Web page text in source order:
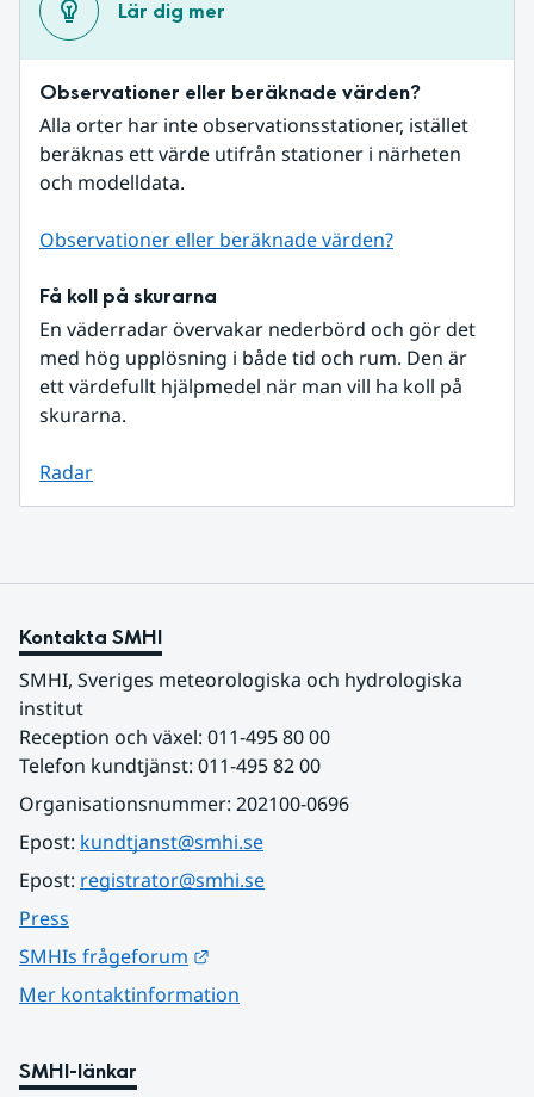
Lär dig mer
Observationer eller beräknade värden?
Alla orter har inte observationsstationer, istället
beräknas ett värde utifrån stationer i närheten
och modelldata.
Observationer eller beräknade värden?
Få koll på skurarna
En väderradar övervakar nederbörd och gör det
med hög upplösning i både tid och rum. Den är
ett värdefullt hjälpmedel när man vill ha koll på
skurarna.
Radar
Kontakta SMHI
SMHI, Sveriges meteorologiska och hydrologiska
institut
Reception och växel: 011-495 80 00
Telefon kundtjänst: 011-495 82 00
Organisationsnummer: 202100-0696
Epost: kundtjanst@smhi.se
Epost: registrator@smhi.se
Press
SMHIs frågeforum
Mer kontaktinformation
SMHI-länkar